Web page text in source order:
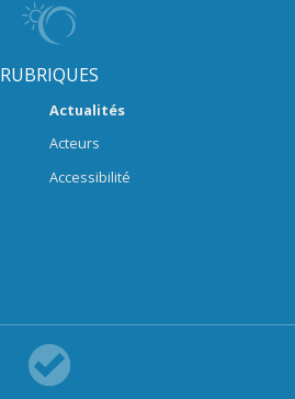
RUBRIQUES
Actualités
Acteurs
Accessibilité